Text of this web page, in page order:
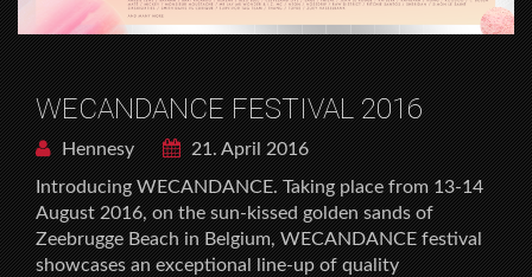
WECANDANCE FESTIVAL 2016
Hennesy
21. April 2016
Introducing WECANDANCE. Taking place from 13-14
August 2016, on the sun-kissed golden sands of
Zeebrugge Beach in Belgium, WECANDANCE festival
showcases an exceptional line-up of quality